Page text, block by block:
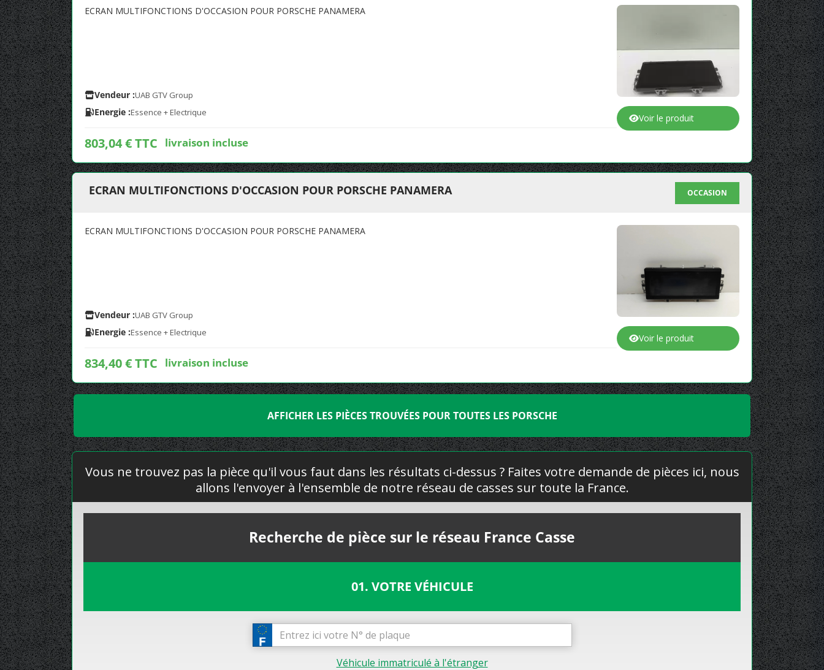
ECRAN MULTIFONCTIONS D'OCCASION POUR PORSCHE PANAMERA
Vendeur :UAB GTV Group
Energie :Essence + Electrique
803,04 € TTC livraison incluse
Voir le produit
ECRAN MULTIFONCTIONS D'OCCASION POUR PORSCHE PANAMERA OCCASION
ECRAN MULTIFONCTIONS D'OCCASION POUR PORSCHE PANAMERA
Vendeur :UAB GTV Group
Energie :Essence + Electrique
834,40 € TTC livraison incluse
Voir le produit
AFFICHER LES PIÈCES TROUVÉES POUR TOUTES LES PORSCHE
Vous ne trouvez pas la pièce qu'il vous faut dans les résultats ci-dessus ? Faites votre demande de pièces ici, nous
allons l'envoyer à l'ensemble de notre réseau de casses sur toute la France.
Recherche de pièce sur le réseau France Casse
01. VOTRE VÉHICULE
Véhicule immatriculé à l'étranger